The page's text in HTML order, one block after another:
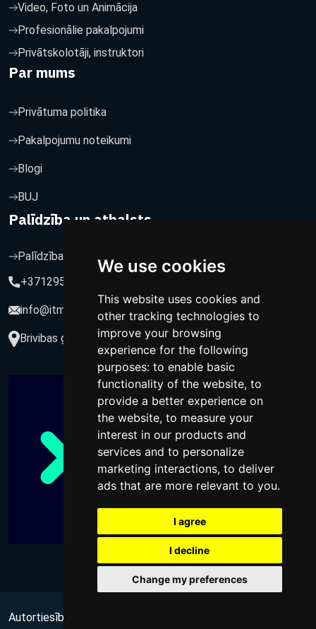
We use cookies
This website uses cookies and
other tracking technologies to
improve your browsing
experience for the following
purposes: to enable basic
functionality of the website, to
provide a better experience on
the website, to measure your
interest in our products and
services and to personalize
marketing interactions, to deliver
ads that are more relevant to you.
I agree
I decline
Change my preferences
Video, Foto un Animācija
Profesionālie pakalpojumi
Privātskolotāji, instruktori
Par mums
Privātuma politika
Pakalpojumu noteikumi
Blogi
BUJ
Palīdzība un atbalsts
Palīdzība un atbalsts
+37129564547
info@itmarketing.lv
Brivibas gatve 234-77, LV-1039, Riga, Latvia
Autortiesības @ 2026 Visas tiesības aizsargātas